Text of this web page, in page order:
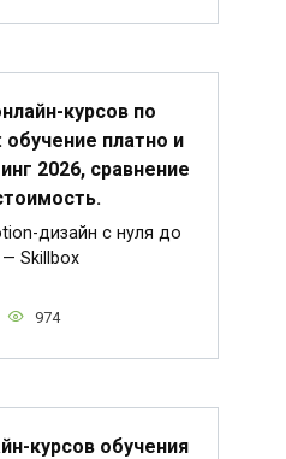
курсов по
платно и
2026, сравнение
дизайн с нуля до
— Skillbox
974
курсов обучения